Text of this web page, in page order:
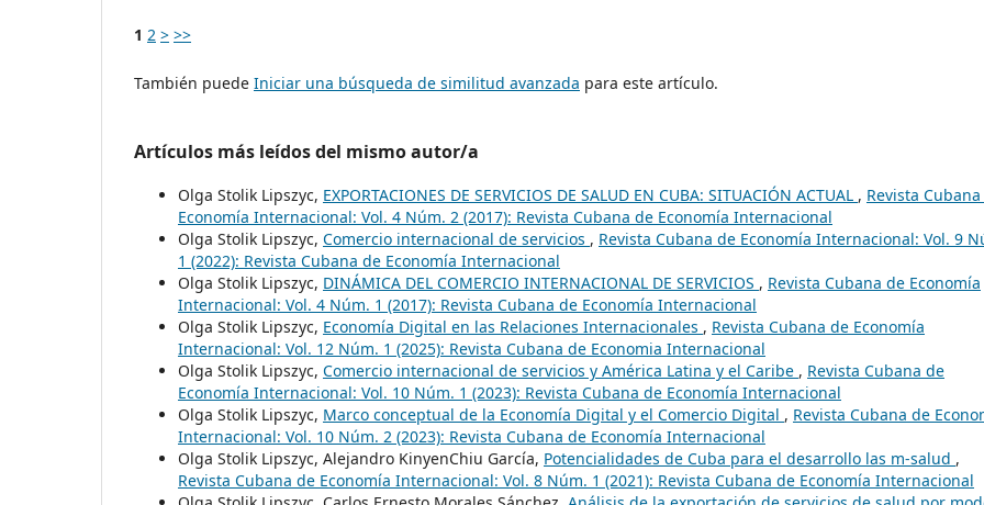
1 2 > >>
También puede Iniciar una búsqueda de similitud avanzada para este artículo.
Artículos más leídos del mismo autor/a
Olga Stolik Lipszyc, EXPORTACIONES DE SERVICIOS DE SALUD EN CUBA: SITUACIÓN ACTUAL , Revista
Economía Internacional: Vol. 4 Núm. 2 (2017): Revista Cubana de Economía Internacional
Olga Stolik Lipszyc, Comercio internacional de servicios , Revista Cubana de Economía Internacional: Vol. 9
1 (2022): Revista Cubana de Economía Internacional
Olga Stolik Lipszyc, DINÁMICA DEL COMERCIO INTERNACIONAL DE SERVICIOS , Revista Cubana de Economía
Internacional: Vol. 4 Núm. 1 (2017): Revista Cubana de Economía Internacional
Olga Stolik Lipszyc, Economía Digital en las Relaciones Internacionales , Revista Cubana de Economía
Internacional: Vol. 12 Núm. 1 (2025): Revista Cubana de Economia Internacional
Olga Stolik Lipszyc, Comercio internacional de servicios y América Latina y el Caribe , Revista Cubana de
Economía Internacional: Vol. 10 Núm. 1 (2023): Revista Cubana de Economía Internacional
Olga Stolik Lipszyc, Marco conceptual de la Economía Digital y el Comercio Digital , Revista Cubana de
Internacional: Vol. 10 Núm. 2 (2023): Revista Cubana de Economía Internacional
Olga Stolik Lipszyc, Alejandro KinyenChiu García, Potencialidades de Cuba para el desarrollo las m-salud ,
Revista Cubana de Economía Internacional: Vol. 8 Núm. 1 (2021): Revista Cubana de Economía Internacional